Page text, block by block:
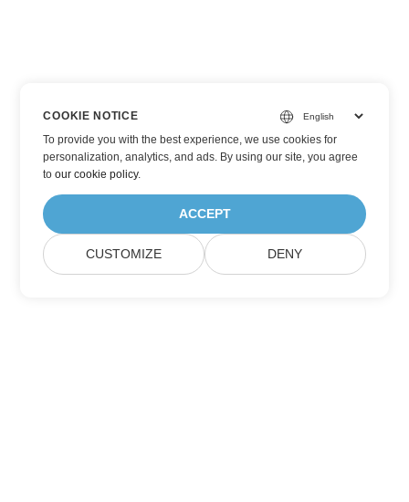
COOKIE NOTICE
To provide you with the best experience, we use cookies for
personalization, analytics, and ads. By using our site, you agree
toour cookie policy.
ACCEPT
CUSTOMIZE DENY